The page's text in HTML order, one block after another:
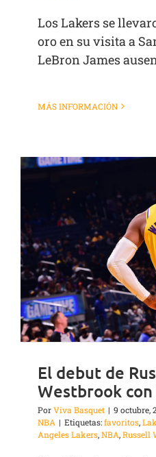
Los Lakers se
oro en su visita a
LeBron James
MÁS INFORMACIÓN
El debut de
Westbrook con
PorViva Basquet | 9 octubre,
NBA | Etiquetas:favoritos,
Angeles Lakers,NBA,Russell